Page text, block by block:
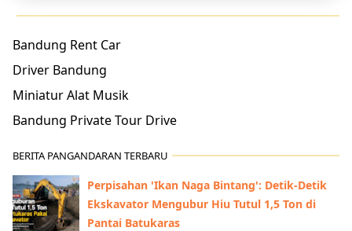
Bandung Rent Car
Driver Bandung
Miniatur Alat Musik
Bandung Private Tour Drive
BERITA PANGANDARAN TERBARU
Perpisahan 'Ikan Naga Bintang': Detik-Detik
Ekskavator Mengubur Hiu Tutul 1,5 Ton di
Pantai Batukaras